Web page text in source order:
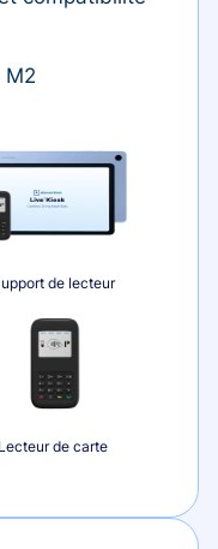
M2
de lecteur
Lecteur de carte